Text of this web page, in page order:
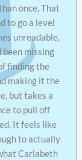
once. That
to go a level
unreadable,
missing
finding the
making it the
but takes a
to pull off
It feels like
to actually
Carlabeth